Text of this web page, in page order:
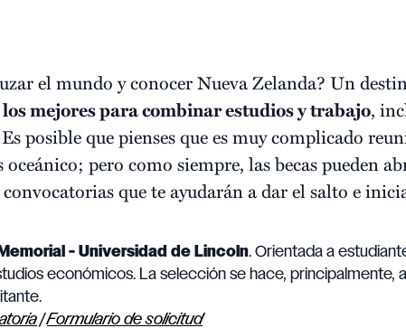
el mundo y conocer Nueva Zelanda? Un
mejores para combinar estudios y trabajo,
posible que pienses que es muy complicado
oceánico; pero como siempre, las becas pueden
que te ayudarán a dar el salto e
- Universidad de Lincoln. Orientada a
económicos. La selección se hace, principalmente,
|Formulario de solicitud